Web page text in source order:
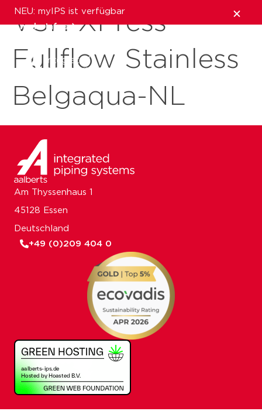
NEU: myIPS ist verfügbar
mehr Infos
schließen
VSH XPress
Fullflow Stainless
Belgaqua-NL
Am Thyssenhaus 1
45128 Essen
Deutschland
+49 (0)209 404 0